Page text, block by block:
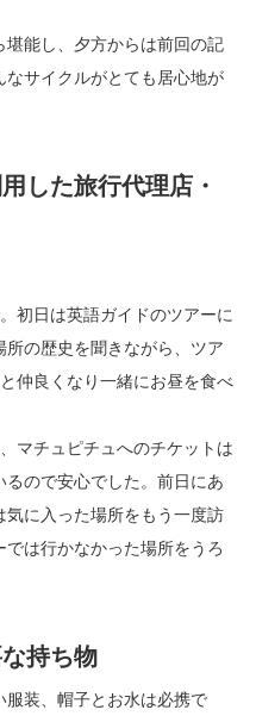
能し、夕方からは前回の記
サイクルがとても居心地が
した旅行代理店・
初日は英語ガイドのツアーに
の歴史を聞きながら、ツア
仲良くなり一緒にお昼を食べ
マチュピチュへのチケットは
ので安心でした。前日にあ
気に入った場所をもう一度訪
は行かなかった場所をうろ
持ち物
服装、帽子とお水は必携で